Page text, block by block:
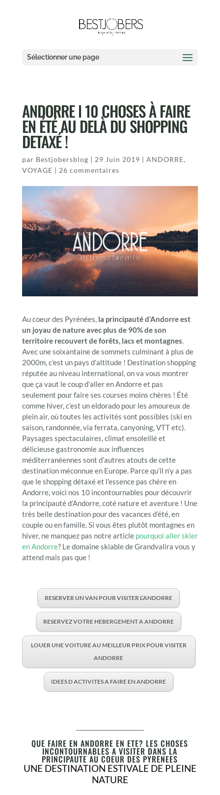
Sélectionner une page
ANDORRE l 10 CHOSES À FAIRE
EN ÉTÉ AU DELÀ DU SHOPPING
DETAXÉ !
par Bestjobersblog | 29 Juin 2019 | ANDORRE,
VOYAGE | 26 commentaires
Au coeur des Pyrénées, la principauté d’Andorre est
un joyau de nature avec plus de 90% de son
territoire recouvert de forêts, lacs et montagnes.
Avec une soixantaine de sommets culminant à plus de
2000m, c’est un pays d’altitude ! Destination shopping
réputée au niveau international, on va vous montrer
que ça vaut le coup d’aller en Andorre et pas
seulement pour faire ses courses moins chères ! Été
comme hiver, c’est un eldorado pour les amoureux de
plein air, où toutes les activités sont possibles (ski en
saison, randonnée, via ferrata, canyoning, VTT etc).
Paysages spectaculaires, climat ensoleillé et
délicieuse gastronomie aux influences
méditerranéennes sont d’autres atouts de cette
destination méconnue en Europe. Parce qu’il n’y a pas
que le shopping détaxé et l’essence pas chère en
Andorre, voici nos 10 incontournables pour découvrir
la principauté d’Andorre, coté nature et aventure ! Une
très belle destination pour des vacances d’été, en
couple ou en famille. Si vous êtes plutôt montagnes en
hiver, ne manquez pas notre article pourquoi aller skier
en Andorre? Le domaine skiable de Grandvalira vous y
attend mais pas que !
RESERVER UN VAN POUR VISITER L’ANDORRE
RESERVEZ VOTRE HEBERGEMENT A ANDORRE
LOUER UNE VOITURE AU MEILLEUR PRIX POUR VISITER
ANDORRE
IDEES D ACTIVITES A FAIRE EN ANDORRE
QUE FAIRE EN ANDORRE EN ETE? LES CHOSES
INCONTOURNABLES A VISITER DANS LA
PRINCIPAUTE AU COEUR DES PYRENEES
UNE DESTINATION ESTIVALE DE PLEINE
NATURE